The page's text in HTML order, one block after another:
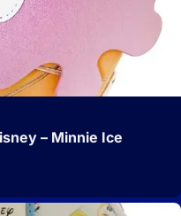
– Minnie Ice